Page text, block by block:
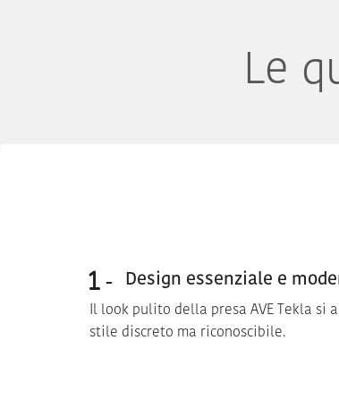
Le
Design essenziale e
Il look pulito della presa AVE Tekla
stile discreto ma riconoscibile.